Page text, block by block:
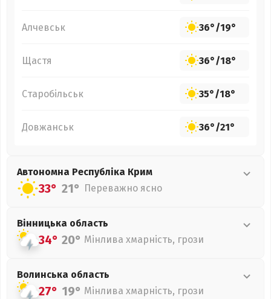
Алчевськ 36°/19°
Щастя 36°/18°
Старобільськ 35°/18°
Довжанськ 36°/21°
Автономна Республіка Крим
33° 21° Переважно ясно
Вінницька область
34° 20° Мінлива хмарність, грози
Волинська область
27° 19° Мінлива хмарність, грози